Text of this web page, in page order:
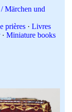
Märchen und
prières · Livres
· Miniature books